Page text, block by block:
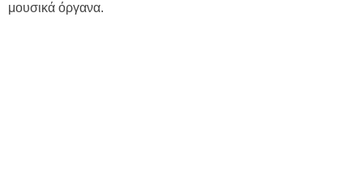
μουσικά όργανα.